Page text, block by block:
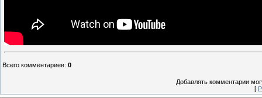
Всего комментариев: 0
Добавлять комментарии
[